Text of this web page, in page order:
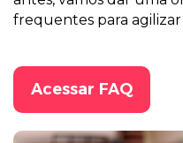
frequentes para
Acessar FAQ